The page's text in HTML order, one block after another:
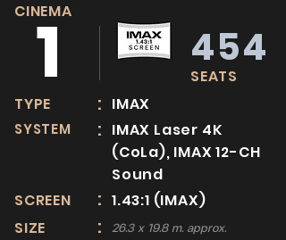
1
CINEMA
TYPE
SYSTEM
SCREEN
:
:
:
IMAX
IMAX Laser 4K
(CoLa), IMAX 12-CH
Sound
1.43:1 (IMAX)
SEATS
454
SIZE : 26.3 x 19.8 m. approx.